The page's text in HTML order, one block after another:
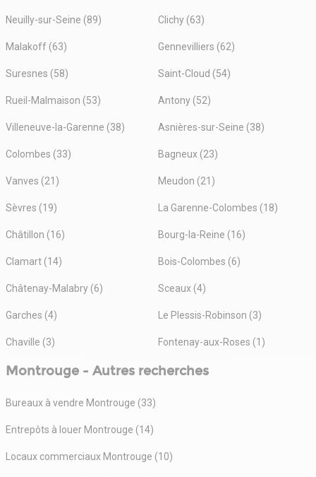
Neuilly-sur-Seine (89) Clichy (63)
Malakoff (63) Gennevilliers (62)
Suresnes (58) Saint-Cloud (54)
Rueil-Malmaison (53) Antony (52)
Villeneuve-la-Garenne (38) Asnières-sur-Seine (38)
Colombes (33) Bagneux (23)
Vanves (21) Meudon (21)
Sèvres (19) La Garenne-Colombes (18)
Châtillon (16) Bourg-la-Reine (16)
Clamart (14) Bois-Colombes (6)
Châtenay-Malabry (6) Sceaux (4)
Garches (4) Le Plessis-Robinson (3)
Chaville (3) Fontenay-aux-Roses (1)
Montrouge - Autres recherches
Bureaux à vendre Montrouge (33)
Entrepôts à louer Montrouge (14)
Locaux commerciaux Montrouge (10)